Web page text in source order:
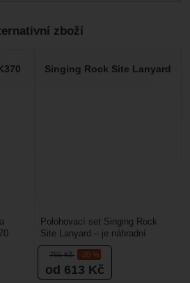
žádná recenze.
zboží
Singing Rock Site Lanyard
766Kč -20 %
od 613 Kč
Polohovací set Singing Rock
Site Lanyard – je náhradní
lanyard pro polohovací
prostředek Singing Rock...